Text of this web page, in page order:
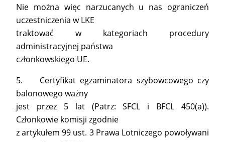
Nie można więc narzucanych u nas ograniczeń
uczestniczenia w LKE
traktować w kategoriach procedury
administracyjnej państwa
członkowskiego UE.
5. Certyfikat egzaminatora szybowcowego czy
balonowego ważny
jest przez 5 lat (Patrz: SFCL i BFCL 450(a)).
Członkowie komisji zgodnie
z artykułem 99 ust. 3 Prawa Lotniczego powoływani